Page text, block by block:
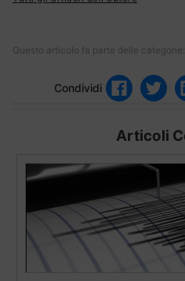
Questo articolo fa parte delle categorie:
Condividi
Articoli